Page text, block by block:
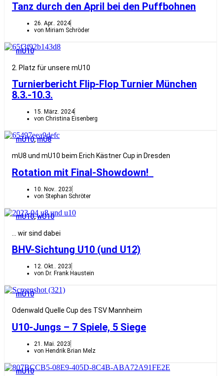
Tanz durch den April bei den Puffbohnen
26. Apr.. 2024
von Miriam Schröder
mU10
2. Platz für unsere mU10
Turnierbericht Flip-Flop Turnier München
8.3.-10.3.
15. März. 2024
von Christina Eisenberg
mU10,mU8
mU8 und mU10 beim Erich Kästner Cup in Dresden
Rotation mit Final-Showdown!
10. Nov.. 2023
von Stephan Schröter
mU10,wU10
… wir sind dabei
BHV-Sichtung U10 (und U12)
12. Okt.. 2023
von Dr. Frank Haustein
mU10
Odenwald Quelle Cup des TSV Mannheim
U10-Jungs – 7 Spiele, 5 Siege
21. Mai. 2023
von Hendrik Brian Melz
mU10